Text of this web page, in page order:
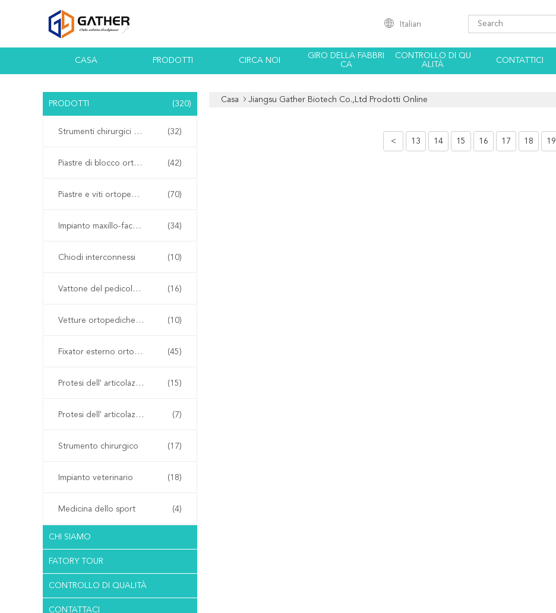
Italian
CASA PRODOTTI CIRCA NOI
GIRO DELLA FABBRI
CA
CONTROLLO DI QU
ALITÀ
CONTATTICI
PRODOTTI (320)
Strumenti chirurgici ortopedici (32)
Piastre di blocco ortopediche (42)
Piastre e viti ortopediche (70)
Impianto maxillo-facciale (34)
Chiodi interconnessi (10)
Vattone del pedicolo spinale (16)
Vetture ortopediche a cannula (10)
Fixator esterno ortopedico (45)
Protesi dell' articolazione dell' anca (15)
Protesi dell' articolazione del ginocchio (7)
Strumento chirurgico (17)
Impianto veterinario (18)
Medicina dello sport (4)
CHI SIAMO
FATORY TOUR
CONTROLLO DI QUALITÀ
CONTATTACI
Casa Jiangsu Gather Biotech Co.,Ltd Prodotti Online
< 13 14 15 16 17 18 19